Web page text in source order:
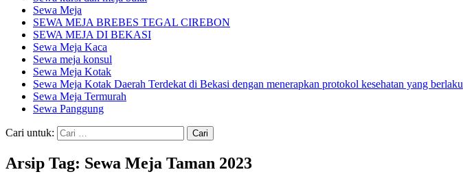
Sewa Meja
SEWA MEJA BREBES TEGAL CIREBON
SEWA MEJA DI BEKASI
Sewa Meja Kaca
Sewa meja konsul
Sewa Meja Kotak
Sewa Meja Kotak Daerah Terdekat di Bekasi dengan menerapkan protokol kesehatan yang berlaku
Sewa Meja Termurah
Sewa Panggung
Cari untuk:
Arsip Tag: Sewa Meja Taman 2023